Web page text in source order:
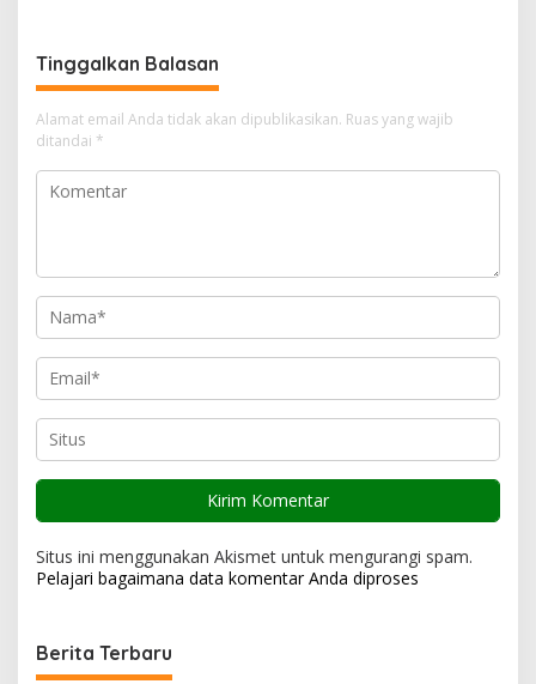
g
a
s
i
p
Tinggalkan Balasan
Alamat email Anda tidak akan dipublikasikan. Ruas yang wajib
ditandai *
Situs ini menggunakan Akismet untuk mengurangi spam.
Pelajari bagaimana data komentar Anda diproses
Berita Terbaru